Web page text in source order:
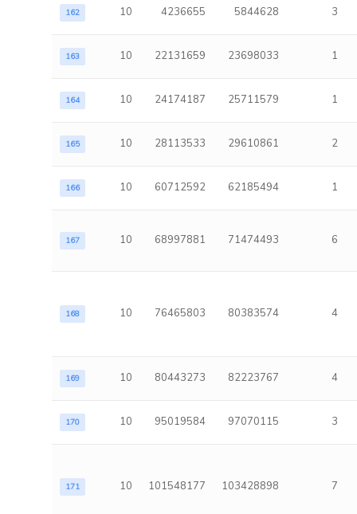
162 10 4236655 5844628 3
163 10 22131659 23698033 1
164 10 24174187 25711579 1
165 10 28113533 29610861 2
166 10 60712592 62185494 1
167 10 68997881 71474493 6
168 10 76465803 80383574 4
169 10 80443273 82223767 4
170 10 95019584 97070115 3
171 10 101548177 103428898 7